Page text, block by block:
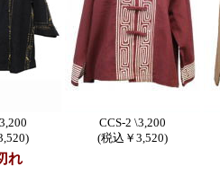
CCS-2 \3,200
(税込￥3,520)
れ